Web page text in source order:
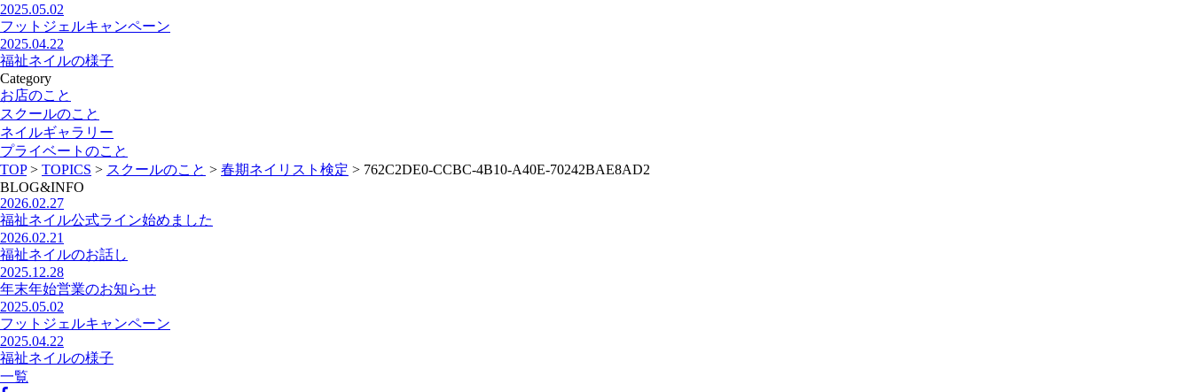
2025.05.02
フットジェルキャンペーン
2025.04.22
福祉ネイルの様子
Category
お店のこと
スクールのこと
ネイルギャラリー
プライベートのこと
TOP> TOPICS > スクールのこと > 春期ネイリスト検定 > 762C2DE0-CCBC-4B10-A40E-70242BAE8AD2
BLOG&INFO
2026.02.27
福祉ネイル公式ライン始めました
2026.02.21
福祉ネイルのお話し
2025.12.28
年末年始営業のお知らせ
2025.05.02
フットジェルキャンペーン
2025.04.22
福祉ネイルの様子
一覧